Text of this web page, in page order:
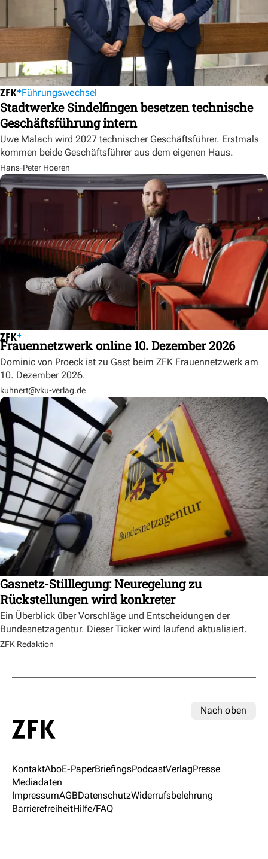
Führungswechsel
Stadtwerke Sindelfingen besetzen technische
Geschäftsführung intern
Uwe Malach wird 2027 technischer Geschäftsführer. Erstmals
kommen beide Geschäftsführer aus dem eigenen Haus.
Hans-Peter Hoeren
Frauennetzwerk online 10. Dezember 2026
Dominic von Proeck ist zu Gast beim ZFK Frauennetzwerk am
10. Dezember 2026.
kuhnert@vku-verlag.de
Gasnetz-Stilllegung: Neuregelung zu
Rückstellungen wird konkreter
Ein Überblick über Vorschläge und Entscheidungen der
Bundesnetzagentur. Dieser Ticker wird laufend aktualisiert.
ZFK Redaktion
Nach oben
KontaktAboE-PaperBriefingsPodcastVerlagPresse
Mediadaten
ImpressumAGBDatenschutzWiderrufsbelehrung
BarrierefreiheitHilfe/FAQ